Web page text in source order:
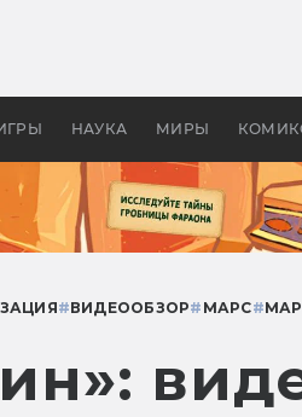
НАУКА МИРЫ
бы «Властелина колец»
#ВИДЕООБЗОР# МАРС#